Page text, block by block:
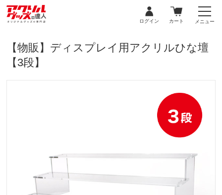
ログイン カート メニュー
【物販】ディスプレイ用アクリルひな壇
【3段】